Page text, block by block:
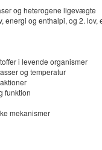
og heterogene ligevægte
energi og enthalpi, og 2. lov,
i levende organismer
og temperatur
funktion
mekanismer